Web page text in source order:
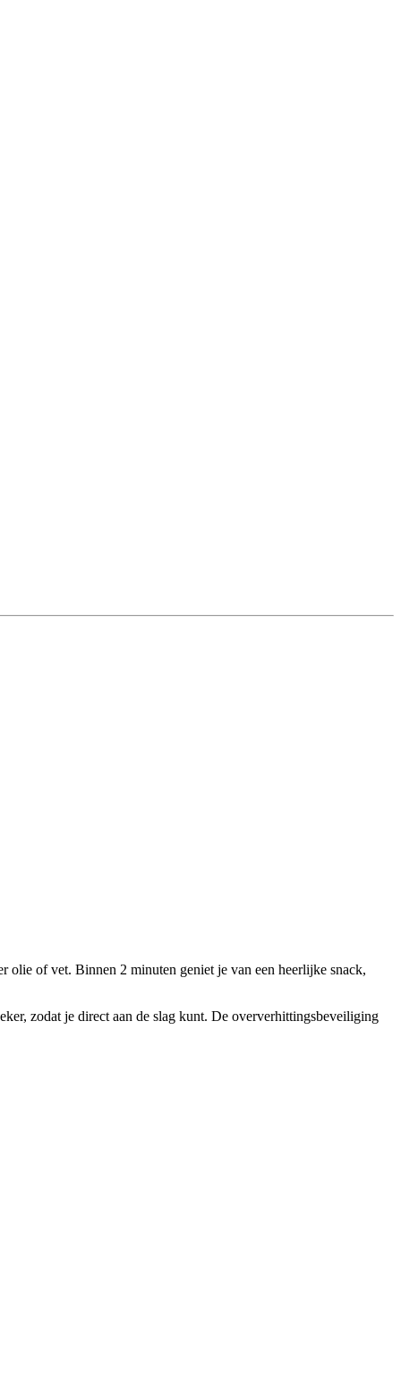
olie of vet. Binnen 2 minuten geniet je van een heerlijke snack,
zodat je direct aan de slag kunt. De oververhittingsbeveiliging